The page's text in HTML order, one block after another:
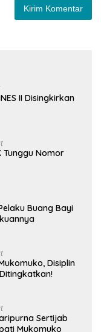
II Disingkirkan
Tunggu Nomor
Buang Bayi
Disiplin
Sertijab
Mukomuko